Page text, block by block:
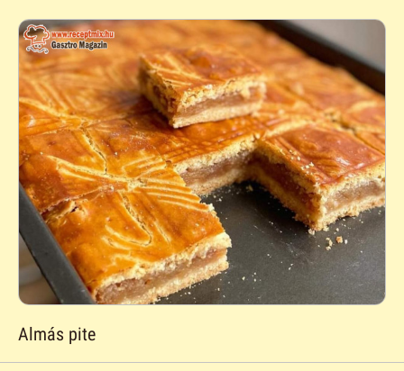
Almás pite